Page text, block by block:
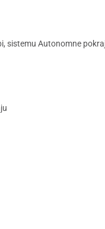
sistemu Autonomne